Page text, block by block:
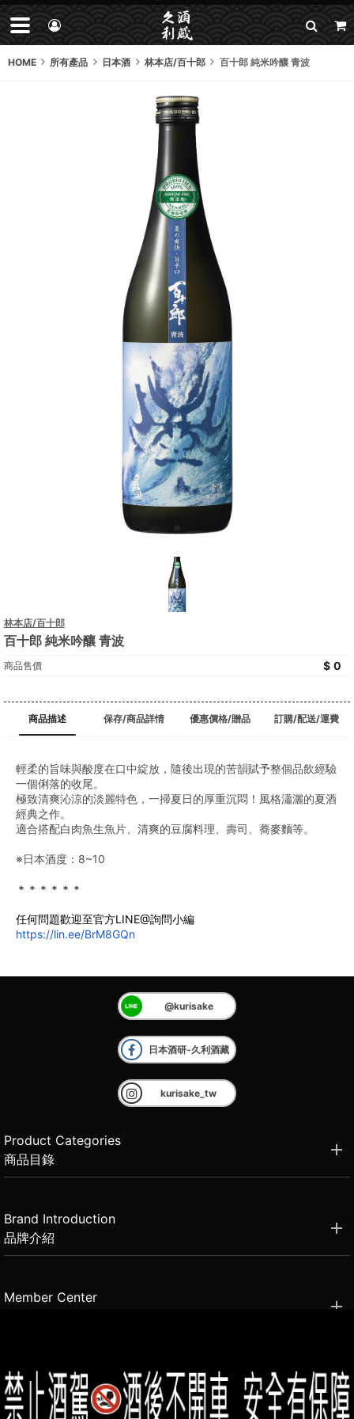
HOME 所有產品 日本酒 林本店/百十郎 百十郎 純米吟釀 青波
林本店/百十郎
百十郎 純米吟釀 青波
商品售價 0
商品描述 保存/商品詳情 優惠價格/贈品 訂購/配送/運費
輕柔的旨味與酸度在口中綻放，隨後出現的苦韻賦予整個品飲經驗
一個俐落的收尾。
極致清爽沁涼的淡麗特色，一掃夏日的厚重沉悶！風格瀟灑的夏酒
經典之作。
適合搭配白肉魚生魚片、清爽的豆腐料理、壽司、蕎麥麵等。
※日本酒度：8~10
＊＊＊＊＊＊
任何問題歡迎至官方LINE@詢問小編
https://lin.ee/BrM8GQn
@kurisake
日本酒研-久利酒藏
kurisake_tw
Product Categories
商品目錄
Brand Introduction
品牌介紹
Member Center
2021思橙國際有限公司 版權所有 禁止轉貼節錄 All rights reserved.